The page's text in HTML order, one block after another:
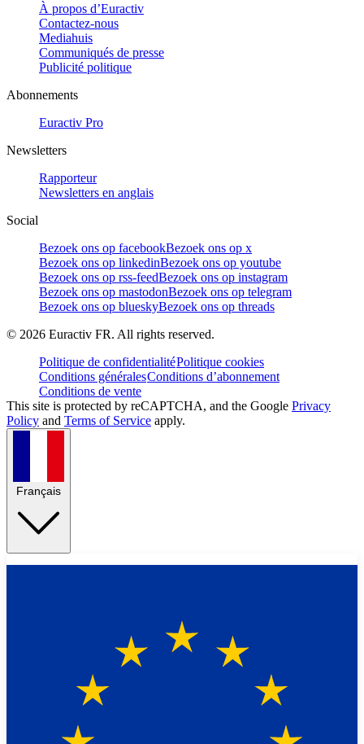
À propos d’Euractiv
Contactez-nous
Mediahuis
Communiqués de presse
Publicité politique
Abonnements
Euractiv Pro
Newsletters
Rapporteur
Newsletters en anglais
Social
Bezoek ons op facebookBezoek ons op x
Bezoek ons op linkedinBezoek ons op youtube
Bezoek ons op rss-feedBezoek ons op instagram
Bezoek ons op mastodonBezoek ons op telegram
Bezoek ons op blueskyBezoek ons op threads
© 2026 Euractiv FR. All rights reserved.
Politique de confidentialitéPolitique cookies
Conditions généralesConditions d’abonnement
Conditions de vente
This site is protected by reCAPTCHA, and the Google Privacy
Policy and Terms of Service apply.
Français